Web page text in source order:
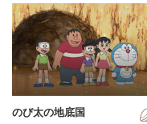
のび太の地底国